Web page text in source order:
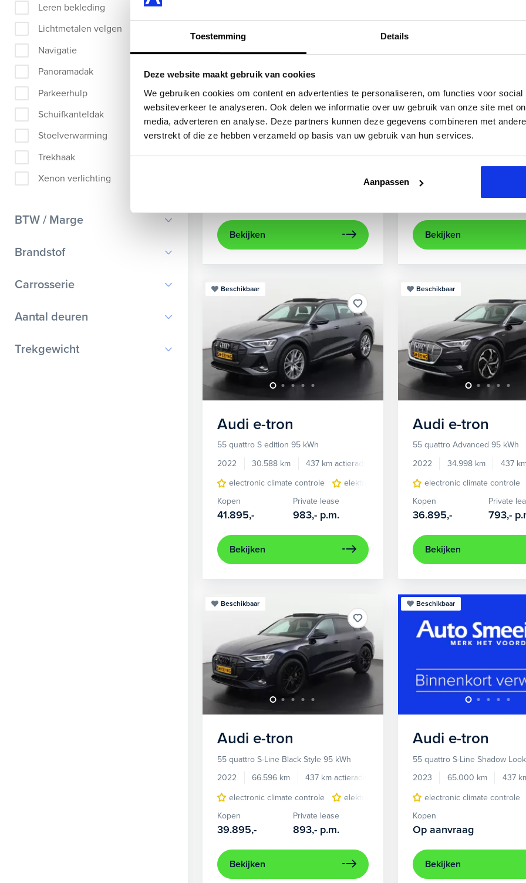
Toestemming Details
Deze website maakt gebruik van cookies
We gebruiken cookies om content en advertenties te personaliseren, om functies voor social
websiteverkeer te analyseren. Ook delen we informatie over uw gebruik van onze site met
media, adverteren en analyse. Deze partners kunnen deze gegevens combineren met
verstrekt of die ze hebben verzameld op basis van uw gebruik van hun services.
Aanpassen
Leren bekleding
Lichtmetalen velgen
Navigatie
Panoramadak
Parkeerhulp
Schuifkanteldak
Stoelverwarming
Trekhaak
Xenon verlichting
BTW / Marge
BTW
Brandstof
Benzine
Elektrisch
Hybride benzine
Carrosserie
Bestelauto
Chassis cabine
Aantal deuren
Trekgewicht
Audi A3
Sportback 40 TFSIe Advanced
lichtmetalen
Bekijken
Audi A3
Sportback 40 TFSIe Plug-In
achteruitrijcamera
Kopen
Bekijken
Beschikbaar
Audi e-tron
55 quattro S edition 95 kWh
2022
30.588 km 437 km actieradius
Elektrisch
electronic climate controle
elektrisch glazen panorama-dak lederen/stof
Kopen
41.895,-
Private lease
983,- p.m.
Bekijken
Beschikbaar
Audi e-tron
55 quattro Advanced 95 kWh
2022
34.998 km 437
electronic climate controle
Kopen
36.895,-
Private
793,-
Bekijken
Beschikbaar
Audi e-tron
55 quattro S-Line Black Style 95 kWh
2022
66.596 km 437 km actieradius
Elektrisch
electronic climate controle
elektrisch glazen panorama-dak lichtmetalen
Kopen
39.895,-
Private lease
893,- p.m.
Bekijken
Beschikbaar
Audi e-tron
55 quattro S-Line Shadow
2023
65.000 km 437
electronic climate controle
Kopen
Op aanvraag
Bekijken